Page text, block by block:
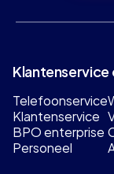
Telefoonservice
Klantenservice
BPO enterprise
Personeel